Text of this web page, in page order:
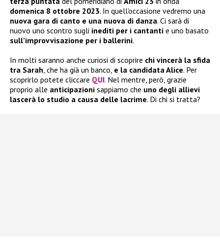
domenica 8 ottobre 2023. In quell’occasione vedremo una
nuova gara di canto e una nuova di danza. Ci sarà di
nuovo uno scontro sugli inediti per i cantanti e uno basato
sull’improvvisazione per i ballerini.
In molti saranno anche curiosi di scoprire chi vincerà la sfida
tra Sarah, che ha già un banco, e la candidata Alice. Per
scoprirlo potete cliccare QUI. Nel mentre, però, grazie
proprio alle anticipazioni sappiamo che uno degli allievi
lascerà lo studio a causa delle lacrime. Di chi si tratta?